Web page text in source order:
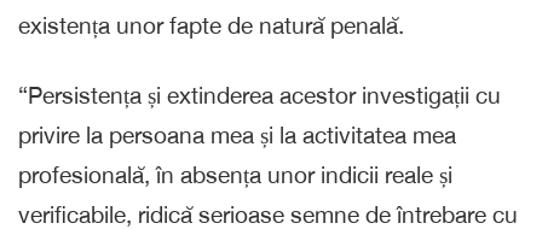
existența unor fapte de natură penală.
“Persistența și extinderea acestor investigații cu
privire la persoana mea și la activitatea mea
profesională, în absența unor indicii reale și
verificabile, ridică serioase semne de întrebare cu